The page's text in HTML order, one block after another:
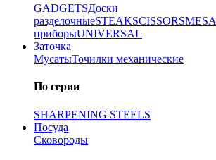
GADGETSДоски
разделочныеSTEAKSCISSORSMESA
приборыUNIVERSAL
Заточка
МусатыТочилки механические
По серии
SHARPENING STEELS
Посуда
Сковороды